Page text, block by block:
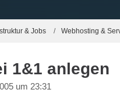
& Jobs Webhosting &
1&1 anlegen
um 23:31